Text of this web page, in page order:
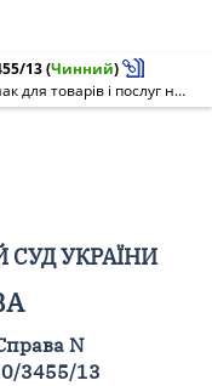
13(Чинний)
Про визнання свідоцтва України на знак для товарів і послуг недійсним
УКРАЇНИ
N
3455/13